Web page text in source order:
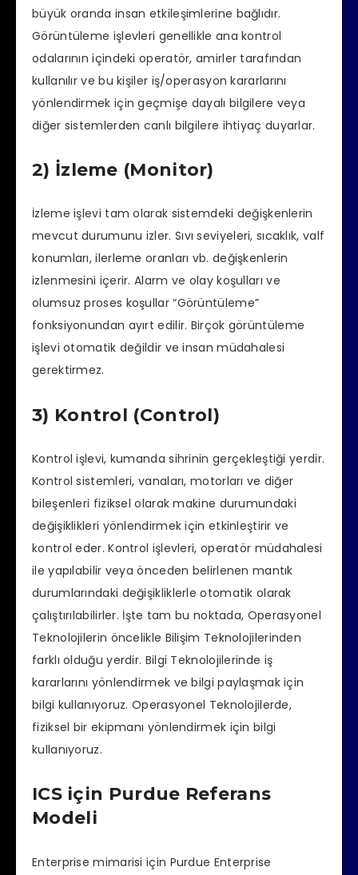
büyük oranda insan etkileşimlerine bağlıdır.
Görüntüleme işlevleri genellikle ana kontrol
odalarının içindeki operatör, amirler tarafından
kullanılır ve bu kişiler iş/operasyon kararlarını
yönlendirmek için geçmişe dayalı bilgilere veya
diğer sistemlerden canlı bilgilere ihtiyaç duyarlar.
2) İzleme (Monitor)
İzleme işlevi tam olarak sistemdeki değişkenlerin
mevcut durumunu izler. Sıvı seviyeleri, sıcaklık, valf
konumları, ilerleme oranları vb. değişkenlerin
izlenmesini içerir. Alarm ve olay koşulları ve
olumsuz proses koşullar “Görüntüleme”
fonksiyonundan ayırt edilir. Birçok görüntüleme
işlevi otomatik değildir ve insan müdahalesi
gerektirmez.
3) Kontrol (Control)
Kontrol işlevi, kumanda sihrinin gerçekleştiği yerdir.
Kontrol sistemleri, vanaları, motorları ve diğer
bileşenleri fiziksel olarak makine durumundaki
değişiklikleri yönlendirmek için etkinleştirir ve
kontrol eder. Kontrol işlevleri, operatör müdahalesi
ile yapılabilir veya önceden belirlenen mantık
durumlarındaki değişikliklerle otomatik olarak
çalıştırılabilirler. İşte tam bu noktada, Operasyonel
Teknolojilerin öncelikle Bilişim Teknolojilerinden
farklı olduğu yerdir. Bilgi Teknolojilerinde iş
kararlarını yönlendirmek ve bilgi paylaşmak için
bilgi kullanıyoruz. Operasyonel Teknolojilerde,
fiziksel bir ekipmanı yönlendirmek için bilgi
kullanıyoruz.
ICS için Purdue Referans
Modeli
Enterprise mimarisi için Purdue Enterprise